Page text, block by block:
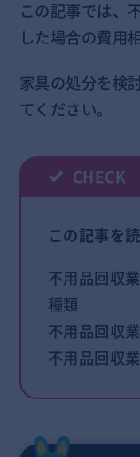
この記事では、
した場合の費用
家具の処分を検
てください。
この記事を
不用品回収
種類
不用品回収
不用品回収